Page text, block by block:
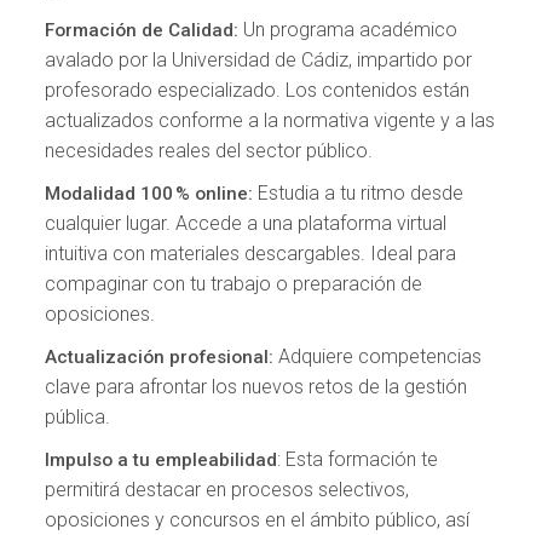
Formación de Calidad: Un programa académico
avalado por la Universidad de Cádiz, impartido por
profesorado especializado. Los contenidos están
actualizados conforme a la normativa vigente y a las
necesidades reales del sector público.
Modalidad 100 % online: Estudia a tu ritmo desde
cualquier lugar. Accede a una plataforma virtual
intuitiva con materiales descargables. Ideal para
compaginar con tu trabajo o preparación de
oposiciones.
Actualización profesional:Adquiere competencias
clave para afrontar los nuevos retos de la gestión
pública.
Impulso a tu empleabilidad: Esta formación te
permitirá destacar en procesos selectivos,
oposiciones y concursos en el ámbito público, así